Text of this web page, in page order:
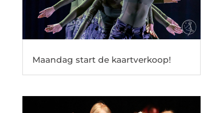
Maandag start de kaartverkoop!